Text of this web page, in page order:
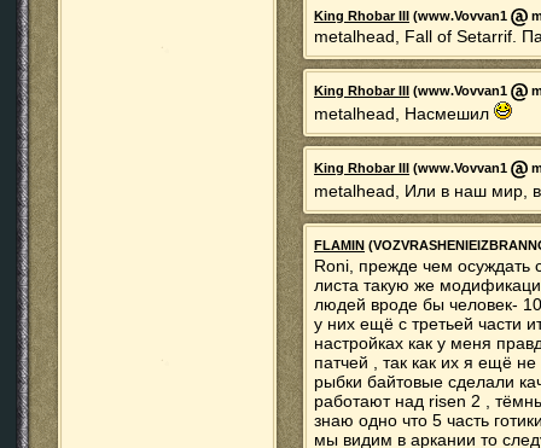
King Rhobar III (www.Vovvan1
metalhead, Fall of Setarrif.
King Rhobar III (www.Vovvan1
metalhead, Насмешил
King Rhobar III (www.Vovvan1
metalhead, Или в наш мир,
FLAMIN
Roni, прежде чем осуждать
листа такую же
людей вроде бы человек-
у них ещё с третьей части
настройках как у меня
патчей , так как их я ещё не
рыбки байтовые сделали
работают над risen 2 ,
знаю одно что 5 часть
мы видим в аркании то